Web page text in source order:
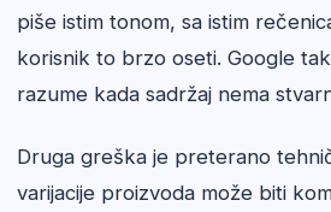
piše istim tonom, sa istim
korisnik to brzo oseti. Google
razume kada sadržaj nema
Druga greška je preterano
varijacije proizvoda može biti